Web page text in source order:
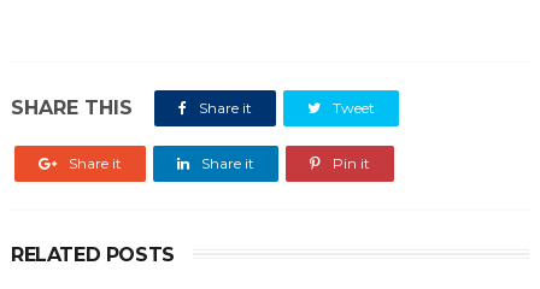
SHARE THIS Share it Tweet
Share it Share it Pin it
RELATED POSTS